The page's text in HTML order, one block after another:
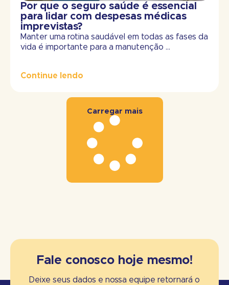
Por que o seguro saúde é essencial
para lidar com despesas médicas
imprevistas?
Manter uma rotina saudável em todas as fases da
vida é importante para a manutenção ...
Continue lendo
Carregar mais
Fale conosco hoje mesmo!
Deixe seus dados e nossa equipe retornará o